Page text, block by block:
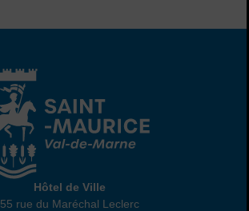
Hôtel de Ville
Hôtel de Ville
55 rue du Maréchal Leclerc